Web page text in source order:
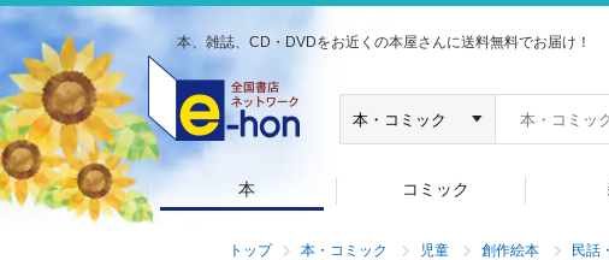
本、雑誌、CD・DVDをお近くの本屋さんに送料無料でお届け！
本 コミック
トップ 本・コミック 児童 創作絵本 民話